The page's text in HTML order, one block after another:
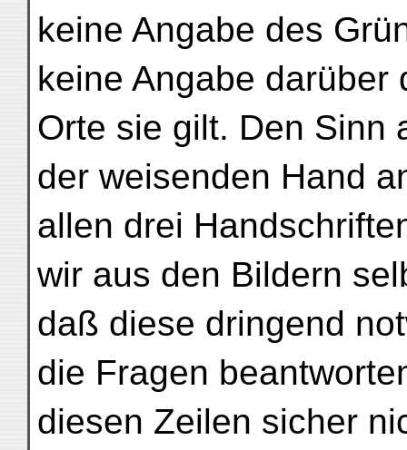
keine Angabe des
keine Angabe darüber
Orte sie gilt. Den Sinn
der weisenden Hand
allen drei
wir aus den Bildern
daß diese dringend
die Fragen
diesen Zeilen sicher